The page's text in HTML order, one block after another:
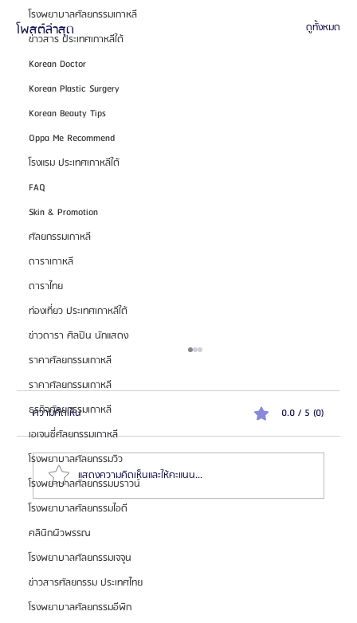
โรงพยาบาลศัลยกรรมเกาหลี
ข่าวสาร ประเทศเกาหลีใต้
Korean Doctor
Korean Plastic Surgery
Korean Beauty Tips
Oppa Me Recommend
โรงแรม ประเทศเกาหลีใต้
FAQ
Skin & Promotion
ศัลยกรรมเกาหลี
ดาราเกาหลี
ดาราไทย
ท่องเที่ยว ประเทศเกาหลีใต้
ข่าวดารา ศิลปิน นักแสดง
ราคาศัลยกรรมเกาหลี
ราคาศัลยกรรมเกาหลี
ธุรกิจศัลยกรรมเกาหลี
เอเจนซี่ศัลยกรรมเกาหลี
โรงพยาบาลศัลยกรรมวิว
โรงพยาบาลศัลยกรรมบราวน์
โรงพยาบาลศัลยกรรมไอดี
คลินิกผิวพรรณ
โรงพยาบาลศัลยกรรมเจจุน
ข่าวสารศัลยกรรม ประเทศไทย
โรงพยาบาลศัลยกรรมอีพิก
โพสต์ล่าสุด ดูทั้งหมด
สมัครตัวแทน "เอเจนซี่ศัลยกรรมจีน" เทรนด์โอกาสสร้าง
รายได้สูงในตลาด
ความคิดเห็น 0.0 / 5 (0)
แสดงความคิดเห็นและให้คะแนน...